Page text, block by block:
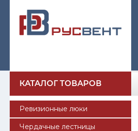
КАТАЛОГ ТОВАРОВ
Ревизионные люки
Чердачные лестницы